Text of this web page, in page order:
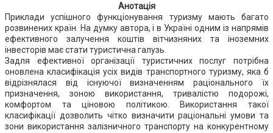
Анотація
Приклади успішного функціонування туризму мають багато
розвинених країн. На думку автора, і в Україні одним із напрямів
ефективного залучення коштів вітчизняних та іноземних
інвесторів має стати туристична галузь.
Задля ефективної організації туристичних послуг потрібна
оновлена класифікація усіх видів транспортного туризму, яка б
відрізнялася від існуючої визначенням раціонального їх
призначення, зоною використання, тривалістю подорожі,
комфортом та ціновою політикою. Використання такої
класифікації дозволить чітко визначити раціональні умови та
зони використання залізничного транспорту на конкурентному